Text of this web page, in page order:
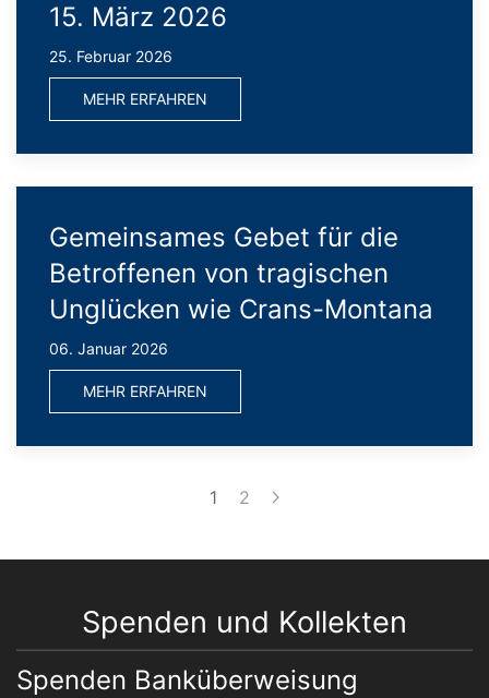
15. März 2026
25. Februar 2026
MEHR ERFAHREN
Gemeinsames Gebet für die
Betroffenen von tragischen
Unglücken wie Crans-Montana
06. Januar 2026
MEHR ERFAHREN
1 2
Spenden und Kollekten
Spenden Banküberweisung